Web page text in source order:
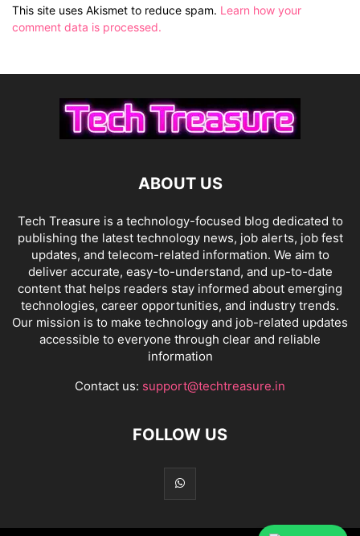
This site uses Akismet to reduce spam. Learn how your
comment data is processed.
ABOUT US
Tech Treasure is a technology-focused blog dedicated to
publishing the latest technology news, job alerts, job fest
updates, and telecom-related information. We aim to
deliver accurate, easy-to-understand, and up-to-date
content that helps readers stay informed about emerging
technologies, career opportunities, and industry trends.
Our mission is to make technology and job-related updates
accessible to everyone through clear and reliable
information
Contact us: support@techtreasure.in
FOLLOW US